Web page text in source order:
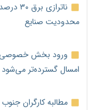
محدودیت صنایع
ورود بخش خصوصی
امسال گسترده‌تر می‌شود
مطالبه کارگران